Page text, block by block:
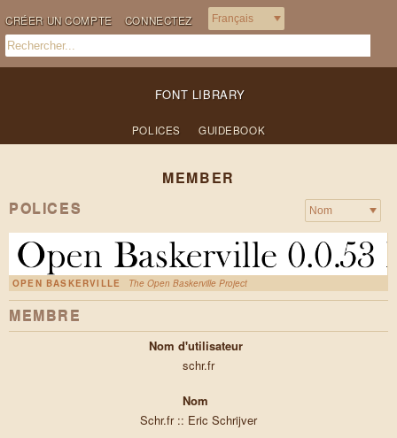
CRÉER UN COMPTE CONNECTEZ
FONT LIBRARY
POLICES GUIDEBOOK
MEMBER
POLICES
OPEN BASKERVILLE The Open Baskerville Project
MEMBRE
Nom d'utilisateur
schr.fr
Nom
Schr.fr :: Eric Schrijver